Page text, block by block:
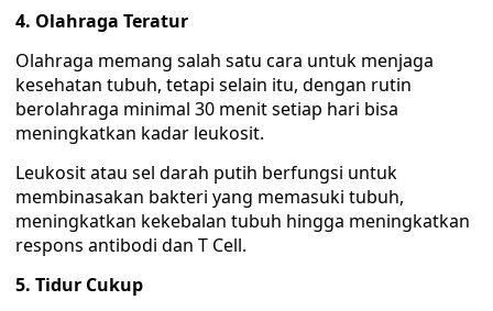
4. Olahraga Teratur
Olahraga memang salah satu cara untuk menjaga
kesehatan tubuh, tetapi selain itu, dengan rutin
berolahraga minimal 30 menit setiap hari bisa
meningkatkan kadar leukosit.
Leukosit atau sel darah putih berfungsi untuk
membinasakan bakteri yang memasuki tubuh,
meningkatkan kekebalan tubuh hingga meningkatkan
respons antibodi dan T Cell.
5. Tidur Cukup